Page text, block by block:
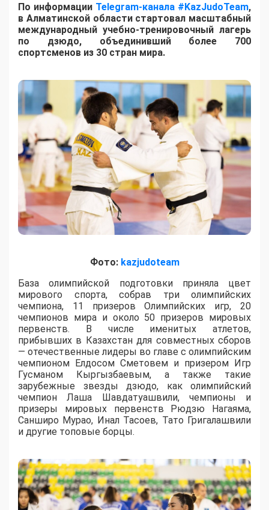
По информации Telegram-канала #KazJudoTeam,
в Алматинской области стартовал масштабный
международный учебно-тренировочный лагерь
по дзюдо, объединивший более 700
спортсменов из 30 стран мира.
Фото: kazjudoteam
База олимпийской подготовки приняла цвет
мирового спорта, собрав три олимпийских
чемпиона, 11 призеров Олимпийских игр, 20
чемпионов мира и около 50 призеров мировых
первенств. В числе именитых атлетов,
прибывших в Казахстан для совместных сборов
— отечественные лидеры во главе с олимпийским
чемпионом Елдосом Сметовем и призером Игр
Гусманом Кыргызбаевым, а также такие
зарубежные звезды дзюдо, как олимпийский
чемпион Лаша Шавдатуашвили, чемпионы и
призеры мировых первенств Рюдзю Нагаяма,
Санширо Мурао, Инал Тасоев, Тато Григалашвили
и другие топовые борцы.